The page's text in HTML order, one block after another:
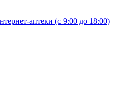
аптеки (с 9:00 до 18:00)